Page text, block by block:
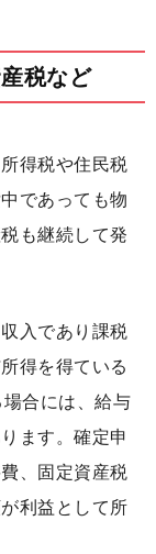
税など
得税や住民税
であっても物
も継続して発
入であり課税
得を得ている
合には、給与
ます。確定申
、固定資産税
利益として所